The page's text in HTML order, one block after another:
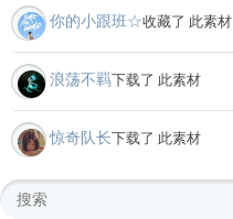
你的小跟班☆收藏了 此素材
浪荡不羁下载了 此素材
惊奇队长下载了 此素材